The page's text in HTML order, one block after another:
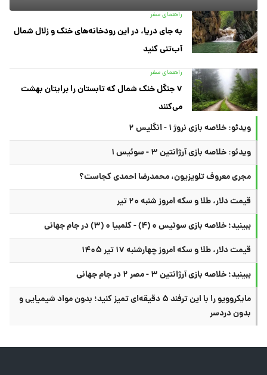
راهنمای سفر
به جای دریا، در این رودخانه‌های خنک و زلال شمال
آب‌تنی کنید
راهنمای سفر
۷ جنگل خنک شمال که تابستان را برایتان بهشت
می‌کنند
ویدئو: خلاصه بازی نروژ ۱ - انگلیس ۲
ویدئو: خلاصه بازی آرژانتین ۳ - سوئیس ۱
مجری معروف تلویزیون، محمدرضا احمدی کجاست؟
قیمت دلار، طلا و سکه امروز شنبه ۲۰ تیر
ببینید؛ خلاصه بازی سوئیس ۰ (۴) - کلمبیا ۰ (۳) در جام جهانی
قیمت دلار، طلا و سکه امروز چهارشنبه ۱۷ تیر ۱۴۰۵
ببینید؛ خلاصه بازی آرژانتین ۳ - مصر ۲ در جام جهانی
مایکروویو را با این ترفند ۵ دقیقه‌ای تمیز کنید؛ بدون مواد شیمیایی و
بدون دردسر